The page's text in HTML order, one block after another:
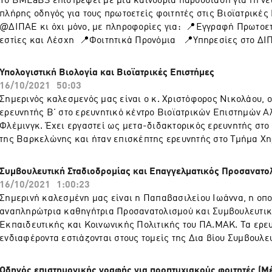
μας με θέμα "Συμβουλευτική Σταδιοδρομίας και
Προσανατολισμός": ➡️ https://www.youtube.com/
ακαδημαϊκού έτους. Ο κύριος Παππάς, είναι παθολόγος, που
στα Ιωάννινα. Απόφοιτος και διδάκτορας της Ιατρικής Σχολής
Iωαννίνων, εστιάζει από 20ετίας ερευνητικά σε θέματα
https://www.youtube.com/watch?v=wxvHBs5m95Y
πλήρης οδηγός για τους πρωτοετείς φοιτητές στις
@ΔΙΠΑΕ κι όχι μόνο, με πληροφορίες για: 📍Εγγραφή
εστίες και Λέσχη 📍Φοιτητικά Προνόμια 📍Υπηρεσίες στο
πολλά άλλα.. Το βίντεο του οδηγού εδώ: https://
v=SLSJ6btgYow
Υπολογιστική Βιολογία και Βιοϊατρικές Επιστήμες
16/10/2021
50:03
Σημερινός καλεσμενός μας είναι ο κ. Χριστόφορος Νικολάου, ο
ερευνητής Β' στο ερευνητικό κέντρο Βιοϊατρικών Επιστημών
Φλέμινγκ. Έχει εργαστεί ως μετα-διδακτορικός ερευνητής
της Βαρκελώνης και ήταν επισκέπτης ερευνητής στο Τμήμα
Τμήμα Βιολογίας του Πανεπιστημίου Κρήτης, στο οποίο
Επίκουρου Καθηγητή. Τα ερευνητικά του ενδιαφέροντα
θέματα Υπολογιστικής Γονιδιωματικής με έμφαση στην δομή
χρωματίνης και την εξέλιξη της γονιδιωματικής
συζητάει μαζί μας για την επιστήμη της Υπολογιστικής
είναι, και πώς σχετίζεται με την Βιοπληροφορική, τη
Συμβουλευτική Σταδιοδρομίας και Επαγγελματικός
16/10/2021
1:00:23
Σημερινή καλεσμένη μας είναι η Παπαβασιλείου Ιωάννα, η
αναπληρώτρια καθηγήτρια Προσανατολισμού και
Εκπαιδευτικής και Κοινωνικής Πολιτικής του ΠΑ.ΜΑΚ. Τα
ενδιαφέροντα εστιάζονται στους τομείς της Δια βίου
Management Σταδιοδρομίας και της Εκπαιδευτικής και